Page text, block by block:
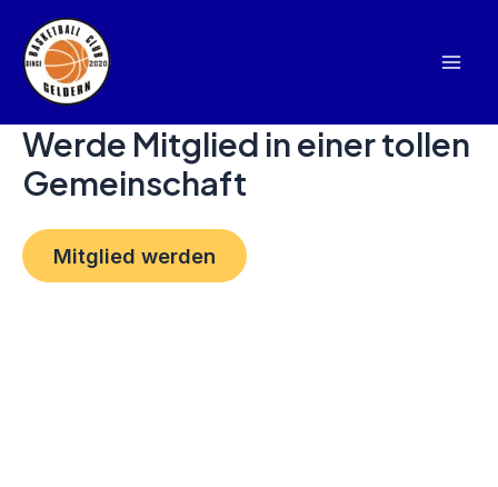
Inhalt
springen
Werde Mitglied in einer tollen
Gemeinschaft
Mitglied werden